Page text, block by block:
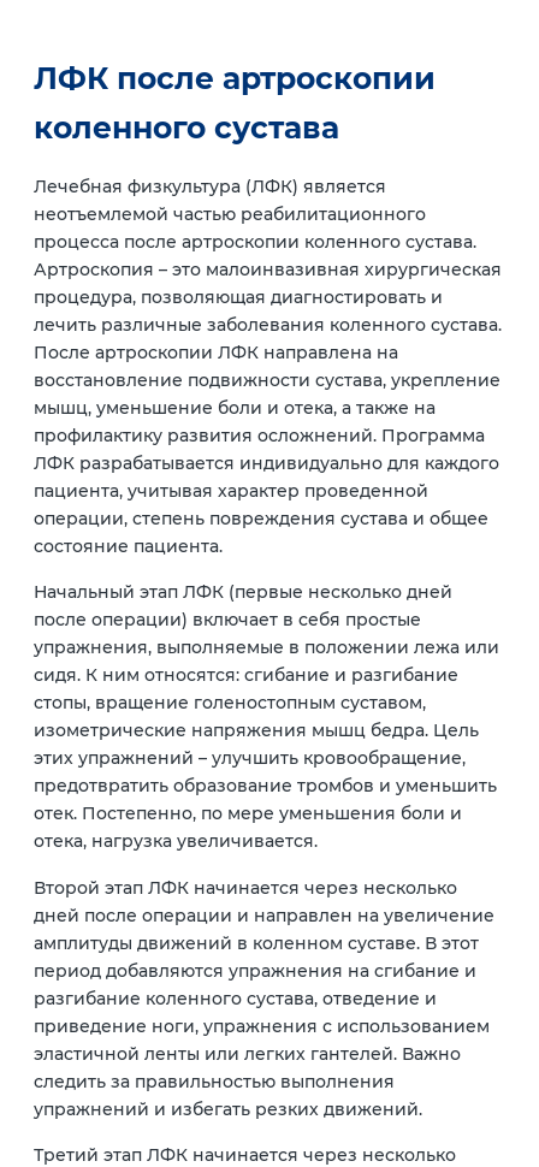
ЛФК после артроскопии
коленного сустава
Лечебная физкультура (ЛФК) является
неотъемлемой частью реабилитационного
процесса после артроскопии коленного сустава.
Артроскопия – это малоинвазивная хирургическая
процедура, позволяющая диагностировать и
лечить различные заболевания коленного сустава.
После артроскопии ЛФК направлена на
восстановление подвижности сустава, укрепление
мышц, уменьшение боли и отека, а также на
профилактику развития осложнений. Программа
ЛФК разрабатывается индивидуально для каждого
пациента, учитывая характер проведенной
операции, степень повреждения сустава и общее
состояние пациента.
Начальный этап ЛФК (первые несколько дней
после операции) включает в себя простые
упражнения, выполняемые в положении лежа или
сидя. К ним относятся: сгибание и разгибание
стопы, вращение голеностопным суставом,
изометрические напряжения мышц бедра. Цель
этих упражнений – улучшить кровообращение,
предотвратить образование тромбов и уменьшить
отек. Постепенно, по мере уменьшения боли и
отека, нагрузка увеличивается.
Второй этап ЛФК начинается через несколько
дней после операции и направлен на увеличение
амплитуды движений в коленном суставе. В этот
период добавляются упражнения на сгибание и
разгибание коленного сустава, отведение и
приведение ноги, упражнения с использованием
эластичной ленты или легких гантелей. Важно
следить за правильностью выполнения
упражнений и избегать резких движений.
Третий этап ЛФК начинается через несколько